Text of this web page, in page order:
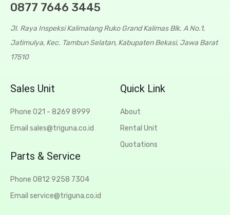
0877 7646 3445
Jl. Raya Inspeksi Kalimalang Ruko Grand Kalimas Blk. A No.1,
Jatimulya, Kec. Tambun Selatan, Kabupaten Bekasi, Jawa Barat
17510
Sales Unit
Phone 021 - 8269 8999
Email sales@triguna.co.id
Parts & Service
Phone 0812 9258 7304
Email service@triguna.co.id
Quick Link
About
Rental Unit
Quotations